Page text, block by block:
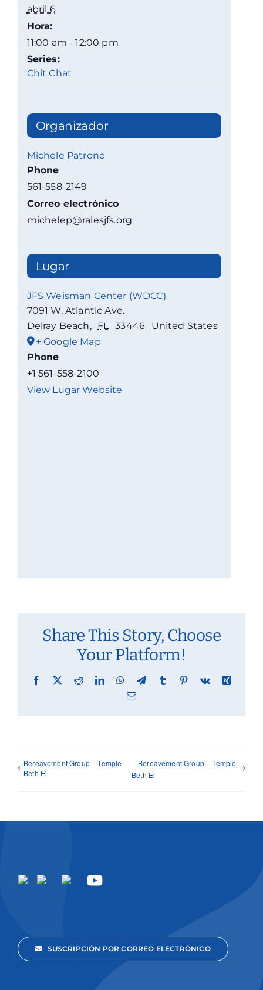
abril 6
Hora:
11:00 am - 12:00 pm
Series:
Chit Chat
Organizador
Michele Patrone
Phone
561-558-2149
Correo electrónico
michelep@ralesjfs.org
Lugar
JFS Weisman Center (WDCC)
7091 W. Atlantic Ave.
Delray Beach, FL 33446
United States
+ Google Map
Phone
+1 561-558-2100
View Lugar Website
Share This Story, Choose
Your Platform!
Facebook
X RedditLinkedInWhatsApp
TelegramTumblr Pinterest
Vk
Xing
Email
Bereavement Group – Temple
Beth El
Bereavement Group – Temple
Beth El
SUSCRIPCIÓN POR CORREO ELECTRÓNICO